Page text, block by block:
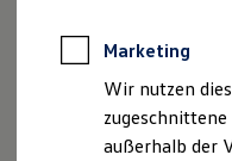
Anpfiff zum
Elektroautos
ID.
Marketing
Wir nutzen
außerhalb der